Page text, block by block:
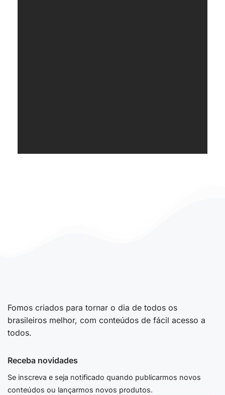
Fomos criados para tornar o dia de todos os
brasileiros melhor, com conteúdos de fácil acesso a
todos.
Receba novidades
Se inscreva e seja notificado quando publicarmos novos
conteúdos ou lançarmos novos produtos.